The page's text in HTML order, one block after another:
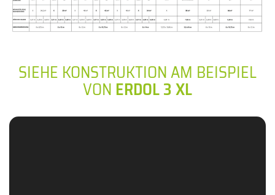
SIEHE KONSTRUKTION AM BEISPIEL
VONERDOL 3 XL